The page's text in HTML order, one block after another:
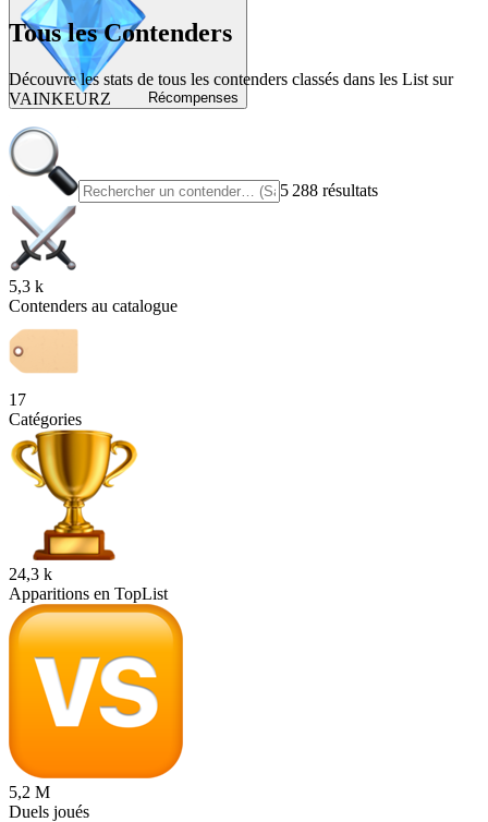
Récompenses
Tous les Contenders
Découvre les stats de tous les contenders classés dans les List sur
VAINKEURZ
5 288 résultats
5,3 k
Contenders au catalogue
17
Catégories
24,3 k
Apparitions en TopList
5,2 M
Duels joués